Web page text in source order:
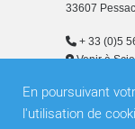
En poursuivant
l'utilisation de
33607 Pessac
+ 33 (0)5
Venir à